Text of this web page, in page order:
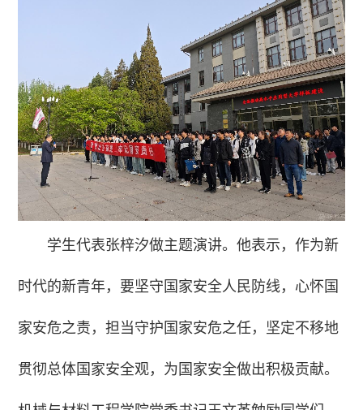
学生代表张梓汐做主题演讲。他表示，作为新
时代的新青年，要坚守国家安全人民防线，心怀国
家安危之责，担当守护国家安危之任，坚定不移地
贯彻总体国家安全观，为国家安全做出积极贡献。